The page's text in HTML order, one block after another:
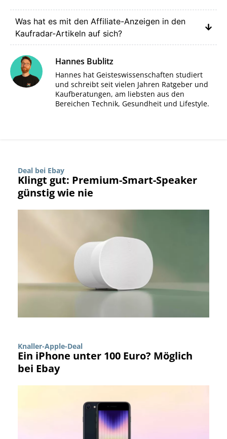
Was hat es mit den Affiliate-Anzeigen in den
Kaufradar-Artikeln auf sich?
Hannes Bublitz
Hannes hat Geisteswissenschaften studiert
und schreibt seit vielen Jahren Ratgeber und
Kaufberatungen, am liebsten aus den
Bereichen Technik, Gesundheit und Lifestyle.
Deal bei Ebay
Klingt gut: Premium-Smart-Speaker
günstig wie nie
Knaller-Apple-Deal
Ein iPhone unter 100 Euro? Möglich
bei Ebay